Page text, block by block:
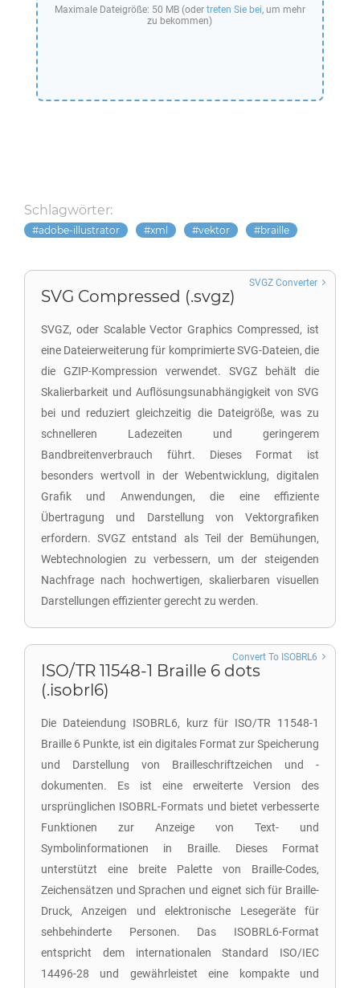
Maximale Dateigröße: 50 MB (oder treten Sie bei, um mehr
zu bekommen)
Schlagwörter:
adobe-illustrator xml vektor braille
SVG Compressed (.svgz)
SVGZ, oder Scalable Vector Graphics Compressed, ist
eine Dateierweiterung für komprimierte SVG-Dateien, die
die GZIP-Kompression verwendet. SVGZ behält die
Skalierbarkeit und Auflösungsunabhängigkeit von SVG
bei und reduziert gleichzeitig die Dateigröße, was zu
schnelleren Ladezeiten und geringerem
Bandbreitenverbrauch führt. Dieses Format ist
besonders wertvoll in der Webentwicklung, digitalen
Grafik und Anwendungen, die eine effiziente
Übertragung und Darstellung von Vektorgrafiken
erfordern. SVGZ entstand als Teil der Bemühungen,
Webtechnologien zu verbessern, um der steigenden
Nachfrage nach hochwertigen, skalierbaren visuellen
Darstellungen effizienter gerecht zu werden.
SVGZ Converter
ISO/TR 11548-1 Braille 6 dots
(.isobrl6)
Die Dateiendung ISOBRL6, kurz für ISO/TR 11548-1
Braille 6 Punkte, ist ein digitales Format zur Speicherung
und Darstellung von Brailleschriftzeichen und -
dokumenten. Es ist eine erweiterte Version des
ursprünglichen ISOBRL-Formats und bietet verbesserte
Funktionen zur Anzeige von Text- und
Symbolinformationen in Braille. Dieses Format
unterstützt eine breite Palette von Braille-Codes,
Zeichensätzen und Sprachen und eignet sich für Braille-
Druck, Anzeigen und elektronische Lesegeräte für
sehbehinderte Personen. Das ISOBRL6-Format
entspricht dem internationalen Standard ISO/IEC
14496-28 und gewährleistet eine kompakte und
Convert To ISOBRL6